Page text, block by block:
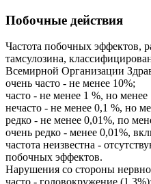
Побочные действия
Частота побочных эффектов,
тамсулозина,
Всемирной Организации
очень часто - не менее 10%;
часто - не менее 1 %, но менее
нечасто - не менее 0,1 %, но
редко - не менее 0,01%, по
очень редко - менее 0,01%,
частота неизвестна -
побочных эффектов.
Нарушения со стороны